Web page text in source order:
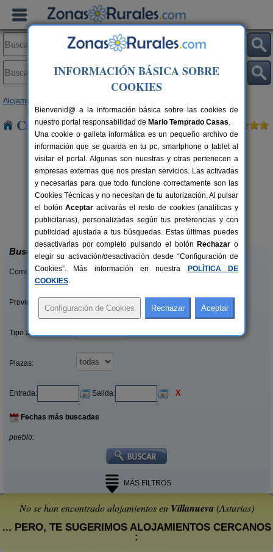
Alojamientos
Casas Rurales cerca de Villanueva
6 pers.
desde19 €
El Pajar de Pumarega
Castropol (Asturias)
Buscar
Comunidades:
Provincias/Islas:
Tipo alquiler:
Plazas:
Entrada: Salida: X
Fechas más buscadas
pueblo:
MÁS FILTROS
No se han encontrado alojamientos en Villanueva (Asturias)
... PERO, TE SUGERIMOS ALOJAMIENTOS CERCANOS
:
INFORMACIÓN BÁSICA SOBRE
COOKIES
Bienvenid@ a la información básica sobre las cookies de
nuestro portal responsabilidad de Mario Temprado Casas.
Una cookie o galleta informática es un pequeño archivo de
información que se guarda en tu pc, smartphone o tablet al
visitar el portal. Algunas son nuestras y otras pertenecen a
empresas externas que nos prestan servicios. Las activadas
y necesarias para que todo funcione correctamente son las
Cookies Técnicas y no necesitan de tu autorización. Al pulsar
el botónAceptar activarás el resto de cookies (analíticas y
publicitarias), personalizadas según tus preferencias y con
publicidad ajustada a tus búsquedas. Estas últimas puedes
desactivarlas por completo pulsando el botón Rechazar o
elegir su activación/desactivación desde “Configuración de
Cookies”. Más información en nuestra
POLÍTICA DE
COOKIES.